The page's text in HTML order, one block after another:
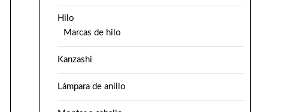
Hilo
Marcas de hilo
Kanzashi
Lámpara de anillo